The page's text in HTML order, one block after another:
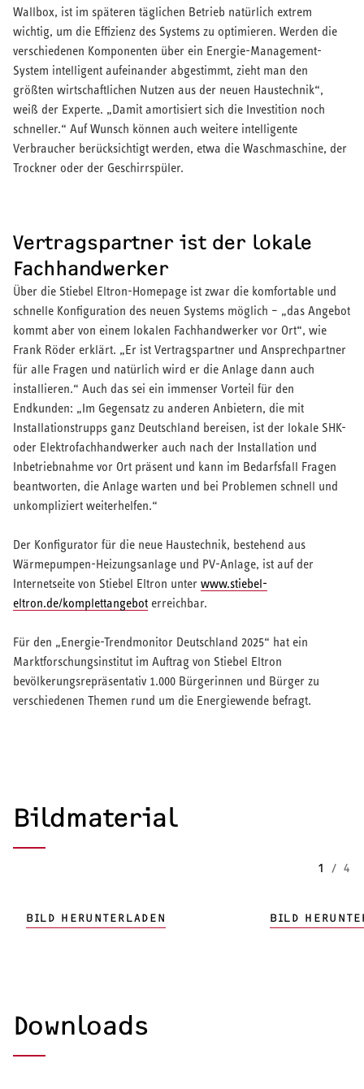
Wallbox, ist im späteren täglichen Betrieb natürlich extrem
wichtig, um die Effizienz des Systems zu optimieren. Werden die
verschiedenen Komponenten über ein Energie-Management-
System intelligent aufeinander abgestimmt, zieht man den
größten wirtschaftlichen Nutzen aus der neuen Haustechnik“,
weiß der Experte. „Damit amortisiert sich die Investition noch
schneller.“ Auf Wunsch können auch weitere intelligente
Verbraucher berücksichtigt werden, etwa die Waschmaschine, der
Trockner oder der Geschirrspüler.
Vertragspartner ist der lokale
Fachhandwerker
Über die Stiebel Eltron-Homepage ist zwar die komfortable und
schnelle Konfiguration des neuen Systems möglich – „das Angebot
kommt aber von einem lokalen Fachhandwerker vor Ort“, wie
Frank Röder erklärt. „Er ist Vertragspartner und Ansprechpartner
für alle Fragen und natürlich wird er die Anlage dann auch
installieren.“ Auch das sei ein immenser Vorteil für den
Endkunden: „Im Gegensatz zu anderen Anbietern, die mit
Installationstrupps ganz Deutschland bereisen, ist der lokale SHK-
oder Elektrofachhandwerker auch nach der Installation und
Inbetriebnahme vor Ort präsent und kann im Bedarfsfall Fragen
beantworten, die Anlage warten und bei Problemen schnell und
unkompliziert weiterhelfen.“
Der Konfigurator für die neue Haustechnik, bestehend aus
Wärmepumpen-Heizungsanlage und PV-Anlage, ist auf der
Internetseite von Stiebel Eltron unter www.stiebel-
eltron.de/komplettangebot erreichbar.
Für den „Energie-Trendmonitor Deutschland 2025“ hat ein
Marktforschungsinstitut im Auftrag von Stiebel Eltron
bevölkerungsrepräsentativ 1.000 Bürgerinnen und Bürger zu
verschiedenen Themen rund um die Energiewende befragt.
Bildmaterial
1 / 4
BILD HERUNTERLADEN BILD
Downloads